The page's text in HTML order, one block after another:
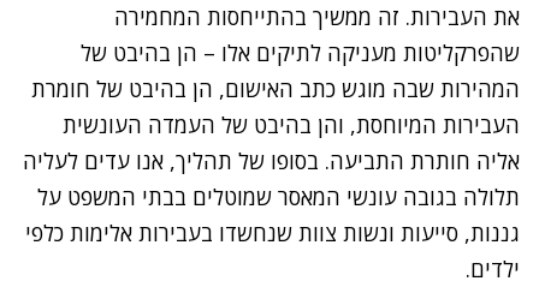
את העבירות. זה ממשיך בהתייחסות המחמירה
שהפרקליטות מעניקה לתיקים אלו – הן בהיבט של
המהירות שבה מוגש כתב האישום, הן בהיבט של חומרת
העבירות המיוחסת, והן בהיבט של העמדה העונשית
אליה חותרת התביעה. בסופו של תהליך, אנו עדים לעליה
תלולה בגובה עונשי המאסר שמוטלים בבתי המשפט על
גננות, סייעות ונשות צוות שנחשדו בעבירות אלימות כלפי
ילדים.